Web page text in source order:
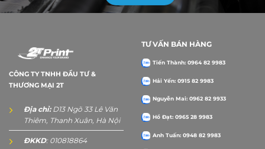
CÔNG TY TNHH ĐẦU TƯ &
THƯƠNG MẠI 2T
Địa chỉ:D13 Ngõ 33 Lê Văn
Thiêm, Thanh Xuân, Hà Nội
ĐKKD: 010818864
TƯ VẤN BÁN HÀNG
Tiến Thành: 0964 82 9983
Hải Yến: 0915 82 9983
Nguyễn Mai: 0962 82 9933
Hồ Đạt: 0965 28 9983
Anh Tuấn: 0948 82 9983